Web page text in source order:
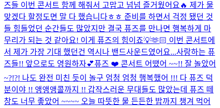
즈들 이번 콘서트 함께 해줘서 고맙고 넘넘 즐거웠어요🔥 제가 물
맞겠다 할정도면 말 다 했습니다ㅎㅎ 준비를 하면서 걱정 됐던 것
들 힘들었던 순간들도 많았지만 결국 퓨즈를 만나면 행복하게 마
무리가 되는 것 같아요! 이게 퓨즈의 힘이죠💡🫶🏻 이번 콘서트에
서 제가 가장 기대 했던건 역시나 밴드사운드였어요...사랑하는 퓨
즈들!! 앞으로도 영원하자💕퓨즈 ❤️ 콘서트 어땠어 ~~!! 잘 놀았어
~?!?! 나도 완전 미친 듯이 놀구 엄청 엄청 행복했어 !!! 다 퓨즈 덕
분이야 !! 앵앵앵콜까지 !! 갑작스러운 무대들도 많았는데 퓨즈 떼
창도 너무 좋았어 ~~~~ 오늘 따뜻한 물 든든한 밥까지 챙겨 먹어